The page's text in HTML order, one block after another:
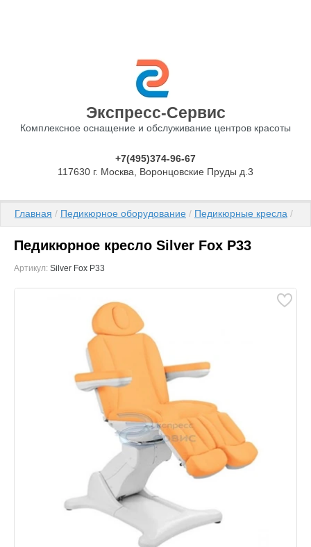
Экспресс-Сервис
Комплексное оснащение и обслуживание центров красоты
+7(495)374-96-67
117630 г. Москва, Воронцовские Пруды д.3
Главная / Педикюрное оборудование / Педикюрные кресла /
Педикюрное кресло Silver Fox P33
Артикул: Silver Fox P33